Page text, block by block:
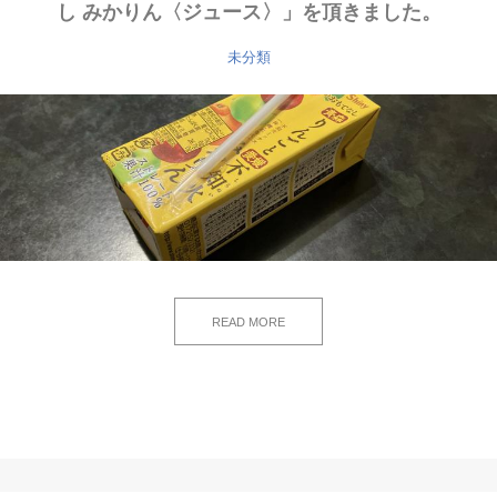
し みかりん〈ジュース〉」を頂きました。
未分類
READ MORE